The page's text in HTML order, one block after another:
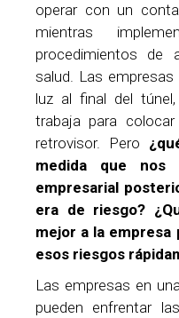
operar con un
mientras
procedimientos de
salud. Las
luz al final del
trabaja para
retrovisor. Pero
medida que nos
empresarial
era de riesgo?
mejor a la
esos riesgos
Las empresas en
pueden enfrentar